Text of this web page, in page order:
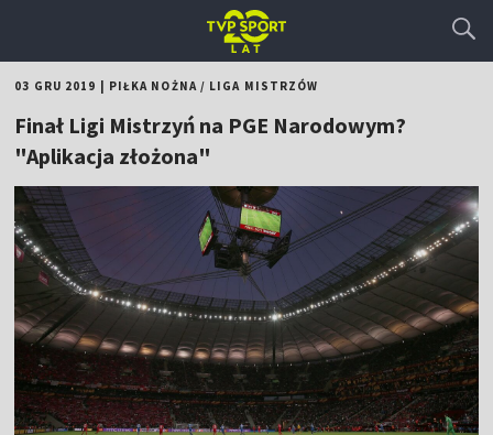
03 GRU 2019 PIŁKA NOŻNA/ LIGA MISTRZÓW
Finał Ligi Mistrzyń na PGE Narodowym?
"Aplikacja złożona"